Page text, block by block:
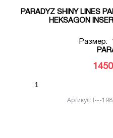
PARADYZ SHINY LINES
HEKSAGON
Размер:
1450
Артикул: I---